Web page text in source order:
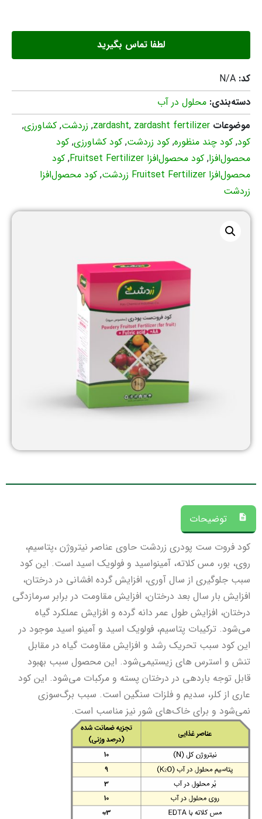
لطفا تماس بگیرید
کد: N/A
دسته‌بندی: محلول در آب
موضوعات
zardasht, zardasht fertilizer
, زردشت, کشاورزی,
کود, کود چند منظوره, کود زردشت, کود کشاورزی, کود
محصول‌افزا, کود محصول‌افزا Fruitset Fertilizer , کود
محصول‌افزا Fruitset Fertilizer زردشت
, کود محصول‌افزا
زردشت
توضیحات
کود فروت ست پودری زردشت حاوی عناصر نیتروژن ،پتاسیم،
روی، بور، مس کلاته، آمینواسید و فولویک اسید است. این کود
سبب جلوگیری از سال آوری، افزایش گرده افشانی در درختان،
افزایش بار سال بعد درختان، افزایش مقاومت در برابر سرمازدگی
درختان، افزایش طول عمر دانه گرده و افزایش عملکرد گیاه
می‌شود. ترکیبات پتاسیم، فولویک اسید و آمینو اسید موجود در
این کود سبب تحریک رشد و افزایش مقاومت گیاه در مقابل
تنش و استرس های زیستیمی‌شود. این محصول سبب بهبود
قابل توجه باردهی در درختان پسته و مرکبات می‌شود. این کود
عاری از کلر، سدیم و فلزات سنگین است. سبب برگ‌سوزی
نمی‌شود و برای خاک‌های شور نیز مناسب است.